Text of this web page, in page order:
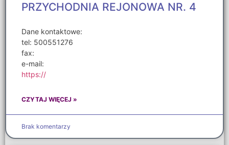
PRZYCHODNIA REJONOWA NR. 4
Dane kontaktowe:
tel: 500551276
fax:
e-mail:
https://
CZYTAJ WIĘCEJ »
Brak komentarzy